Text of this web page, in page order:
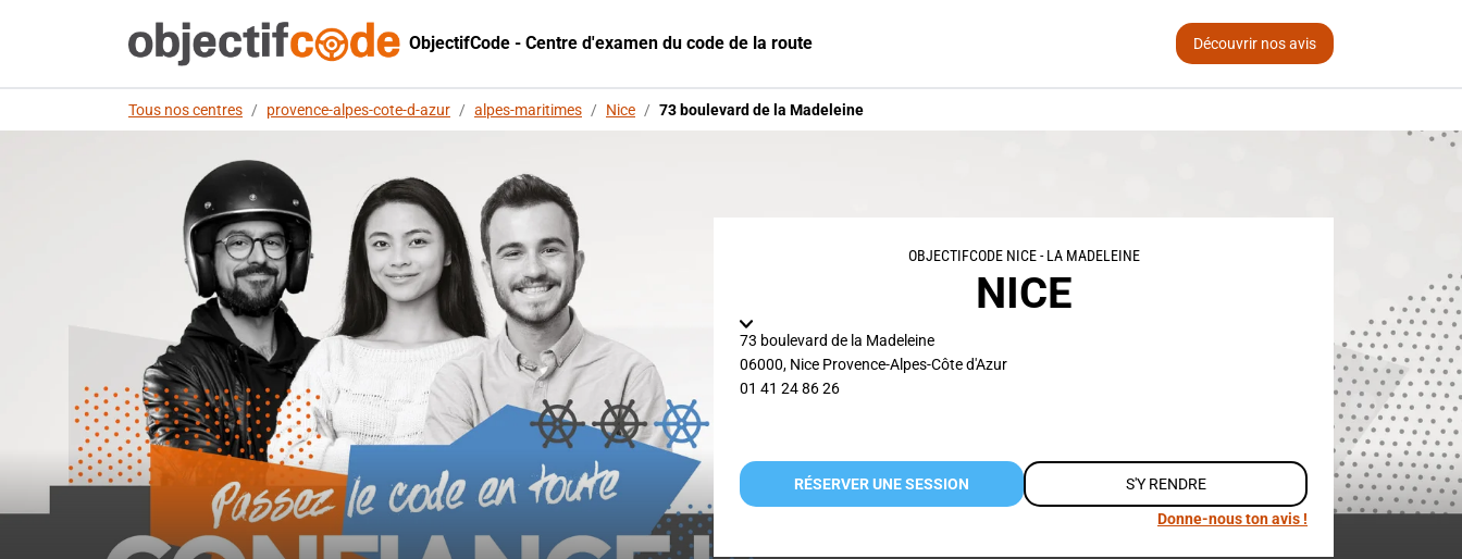
ObjectifCode - Centre d'examen du code de la route Découvrir nos avis
Tous nos centres / provence-alpes-cote-d-azur / alpes-maritimes / Nice / 73 boulevard de la Madeleine
OBJECTIFCODE NICE - LA MADELEINE
NICE
73 boulevard de la Madeleine
06000, Nice Provence-Alpes-Côte d'Azur
01 41 24 86 26
RÉSERVER UNE SESSION
S'Y RENDRE
Donne-nous ton avis !